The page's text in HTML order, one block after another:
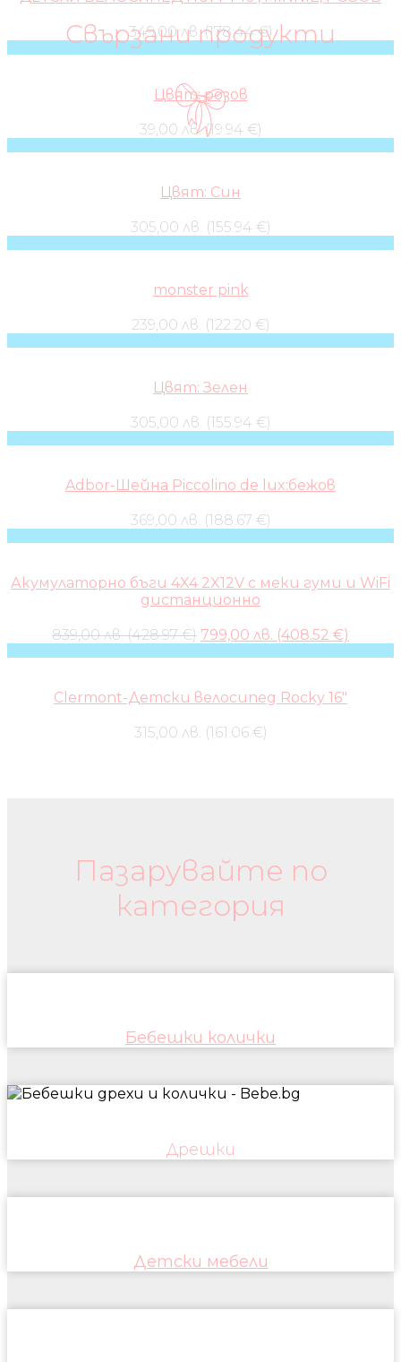
Свързани продукти
349,00 лв. (178.44 €)
Цвят: розов
39,00 лв. (19.94 €)
Цвят: Син
305,00 лв. (155.94 €)
monster pink
239,00 лв. (122.20 €)
Цвят: Зелен
305,00 лв. (155.94 €)
Adbor-Шейна Piccolino de lux:бежов
369,00 лв. (188.67 €)
Акумулаторно бъги 4X4 2X12V с меки гуми и WiFi
дистанционно
839,00 лв. (428.97 €) Original
799,00 лв. (408.52 €)
Clermont-Детски велосипед Rocky 16″
315,00 лв. (161.06 €)
Пазарувайте по
категория
Бебешки колички
Дрешки
Детски мебели